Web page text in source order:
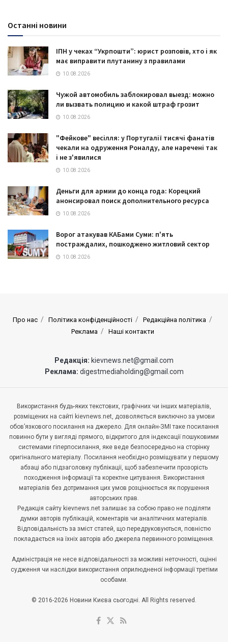
Останні новини
ІПН у чеках “Укрпошти”: юрист розповів, хто і як
має виправити плутанину з правилами
10.08.2026
Чужой автомобиль заблокировал выезд: можно
ли вызвать полицию и какой штраф грозит
10.08.2026
"Фейкове" весілля: у Португалії тисячі фанатів
чекали на одруження Роналду, але наречені так
і не з'явилися
10.08.2026
Деньги для армии до конца года: Корецкий
анонсировал поиск дополнительного ресурса
10.08.2026
Ворог атакував КАБами Суми: п'ять
постраждалих, пошкоджено житловий сектор
10.08.2026
Про нас Політика конфіденційності
Редакційна політика
Реклама
Наші контакти
Редакція: kievnews.net@gmail.com
Реклама: digestmediaholding@gmail.com
Використання будь-яких текстових, графічних чи інших матеріалів,
розміщених на сайті kievnews.net, дозволяється виключно за умови
обов’язкового посилання на джерело. Для онлайн-ЗМІ таке посилання
повинно бути у вигляді прямого, відкритого для індексації пошуковими
системами гіперпосилання, яке веде безпосередньо на сторінку
оригінального матеріалу. Посилання необхідно розміщувати у першому
абзаці або підзаголовку публікації, щоб забезпечити прозорість
походження інформації та коректне цитування. Використання
матеріалів без дотримання цих умов розцінюється як порушення
авторських прав.
Редакція сайту kievnews.net залишає за собою право не поділяти
думки авторів публікацій, коментарів чи аналітичних матеріалів.
Відповідальність за зміст статей, що передруковуються, повністю
покладається на їхніх авторів або джерела первинного розміщення.
Адміністрація не несе відповідальності за можливі неточності, оцінні
судження чи наслідки використання оприлюдненої інформації третіми
особами.
© 2016-2026 Новини Києва сьогодні. All Rights reserved.